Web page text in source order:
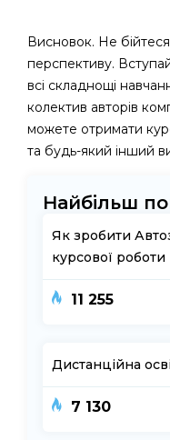
Висновок. Не
перспективу.
всі складнощі
колектив авторів
можете отримати
та будь-який інший
Найбільш
Як зробити
курсової роботи
11 255
Дистанційна
7 130